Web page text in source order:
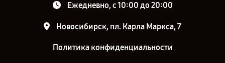
Ежедневно, с 10:00 до 20:00
Новосибирск, пл. Карла Маркса, 7
Политика конфиденциальности